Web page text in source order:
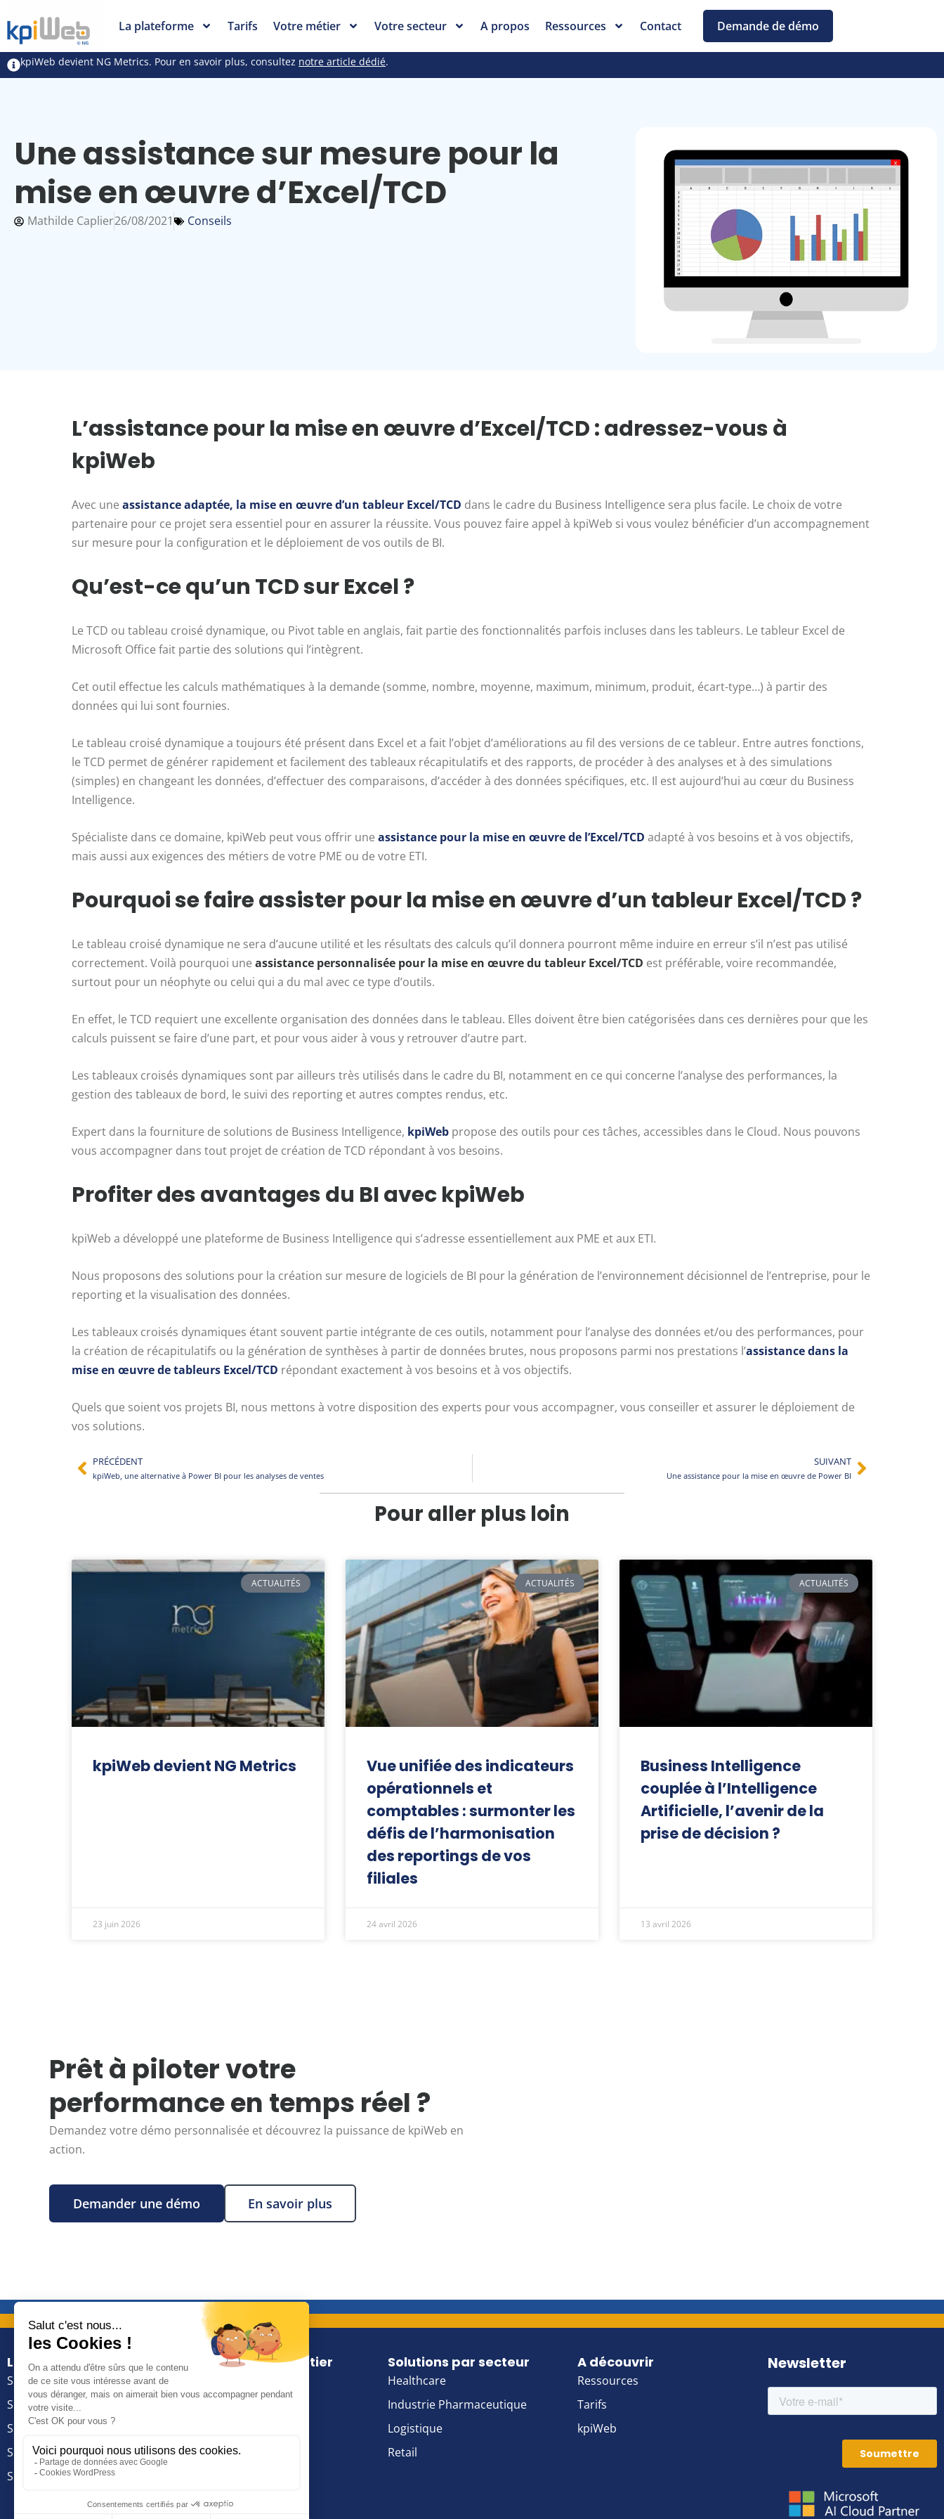
La plateforme Tarifs Votre métier Votre secteur A propos Ressources Contact Demande de démo
kpiWeb devient NG Metrics. Pour en savoir plus, consultez notre article dédié.
Une assistance sur mesure pour la
mise en œuvre d’Excel/TCD
Mathilde Caplier26/08/2021 Conseils
L’assistance pour la mise en œuvre d’Excel/TCD : adressez-vous à
kpiWeb
Avec une assistance adaptée, la mise en œuvre d’un tableur Excel/TCD dans le cadre du Business Intelligence sera plus facile. Le choix de votre
partenaire pour ce projet sera essentiel pour en assurer la réussite. Vous pouvez faire appel à kpiWeb si vous voulez bénéficier d’un accompagnement
sur mesure pour la configuration et le déploiement de vos outils de BI.
Qu’est-ce qu’un TCD sur Excel ?
Le TCD ou tableau croisé dynamique, ou Pivot table en anglais, fait partie des fonctionnalités parfois incluses dans les tableurs. Le tableur Excel de
Microsoft Office fait partie des solutions qui l’intègrent.
Cet outil effectue les calculs mathématiques à la demande (somme, nombre, moyenne, maximum, minimum, produit, écart-type…) à partir des
données qui lui sont fournies.
Le tableau croisé dynamique a toujours été présent dans Excel et a fait l’objet d’améliorations au fil des versions de ce tableur. Entre autres fonctions,
le TCD permet de générer rapidement et facilement des tableaux récapitulatifs et des rapports, de procéder à des analyses et à des simulations
(simples) en changeant les données, d’effectuer des comparaisons, d’accéder à des données spécifiques, etc. Il est aujourd’hui au cœur du Business
Intelligence.
Spécialiste dans ce domaine, kpiWeb peut vous offrir une assistance pour la mise en œuvre de l’Excel/TCD adapté à vos besoins et à vos objectifs,
mais aussi aux exigences des métiers de votre PME ou de votre ETI.
Pourquoi se faire assister pour la mise en œuvre d’un tableur Excel/TCD ?
Le tableau croisé dynamique ne sera d’aucune utilité et les résultats des calculs qu’il donnera pourront même induire en erreur s’il n’est pas utilisé
correctement. Voilà pourquoi une assistance personnalisée pour la mise en œuvre du tableur Excel/TCD est préférable, voire recommandée,
surtout pour un néophyte ou celui qui a du mal avec ce type d’outils.
En effet, le TCD requiert une excellente organisation des données dans le tableau. Elles doivent être bien catégorisées dans ces dernières pour que les
calculs puissent se faire d’une part, et pour vous aider à vous y retrouver d’autre part.
Les tableaux croisés dynamiques sont par ailleurs très utilisés dans le cadre du BI, notamment en ce qui concerne l’analyse des performances, la
gestion des tableaux de bord, le suivi des reporting et autres comptes rendus, etc.
Expert dans la fourniture de solutions de Business Intelligence, kpiWeb propose des outils pour ces tâches, accessibles dans le Cloud. Nous pouvons
vous accompagner dans tout projet de création de TCD répondant à vos besoins.
Profiter des avantages du BI avec kpiWeb
kpiWeb a développé une plateforme de Business Intelligence qui s’adresse essentiellement aux PME et aux ETI.
Nous proposons des solutions pour la création sur mesure de logiciels de BI pour la génération de l’environnement décisionnel de l’entreprise, pour le
reporting et la visualisation des données.
Les tableaux croisés dynamiques étant souvent partie intégrante de ces outils, notamment pour l’analyse des données et/ou des performances, pour
la création de récapitulatifs ou la génération de synthèses à partir de données brutes, nous proposons parmi nos prestations l’assistance dans la
mise en œuvre de tableurs Excel/TCD répondant exactement à vos besoins et à vos objectifs.
Quels que soient vos projets BI, nous mettons à votre disposition des experts pour vous accompagner, vous conseiller et assurer le déploiement de
vos solutions.
PRÉCÉDENT
kpiWeb, une alternative à Power BI pour les analyses de ventes
SUIVANT
Une assistance pour la mise en œuvre de Power BI
Pour aller plus loin
ACTUALITÉS
kpiWeb devient NG Metrics
23 juin 2026
ACTUALITÉS
Vue unifiée des indicateurs
opérationnels et
comptables : surmonter les
défis de l’harmonisation
des reportings de vos
filiales
24 avril 2026
ACTUALITÉS
Business Intelligence
couplée à l’Intelligence
Artificielle, l’avenir de la
prise de décision ?
13 avril 2026
Prêt à piloter votre
performance en temps réel ?
Demandez votre démo personnalisée et découvrez la puissance de kpiWeb en
action.
Demander une démo En savoir plus
La plateforme
SMART BI Factory
SMART BI Service
SMART BI Reporting
SMART BI Dataviz
SMART BI Delivery
Solutions par métier
Commercial
Informatique – IT
Solutions par secteur
Healthcare
Industrie Pharmaceutique
Logistique
Retail
A découvrir
Ressources
Tarifs
kpiWeb
Newsletter